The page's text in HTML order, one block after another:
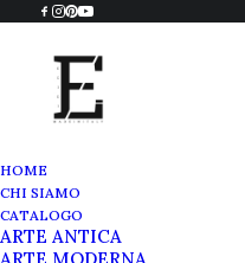
HOME
CHI SIAMO
CATALOGO
ARTE ANTICA
Noleggio